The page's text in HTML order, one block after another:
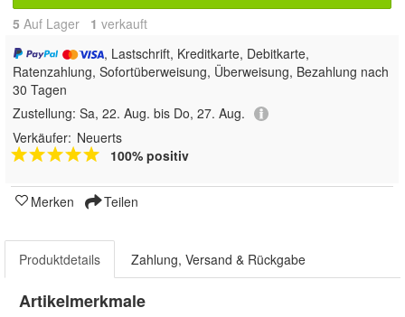
5 Auf Lager 1 verkauft
, Lastschrift, Kreditkarte, Debitkarte,
Ratenzahlung, Sofortüberweisung, Überweisung, Bezahlung nach
30 Tagen
Zustellung: Sa, 22. Aug. bis Do, 27. Aug.
Verkäufer: Neuerts
100% positiv
Merken Teilen
Produktdetails Zahlung, Versand & Rückgabe
Artikelmerkmale